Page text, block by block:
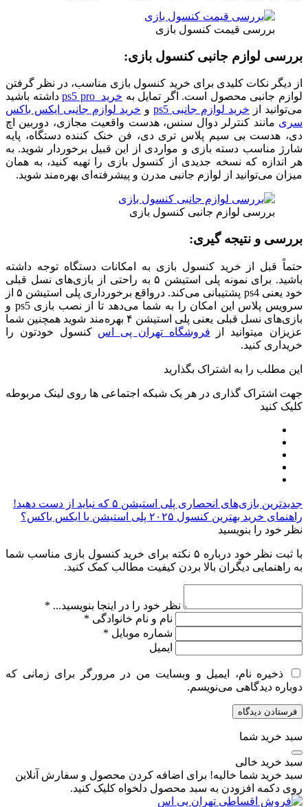
بررسی قیمت کنسول بازی
بررسی لوازم جانبی کنسول بازی:
از دیگر نکات کلیدی برای خرید کنسول بازی مناسب، در نظر گرفتن
لوازم جانبی محصول است. اگر تمایل به خرید ps5 pro
داشته باشید
می‌توانید از خرید لوازم جانبی ps5 و خرید لوازم جانبی ایکس باکس
سری مانند کنترلر دوال سنس، هدست واقعیت مجازی، دوربین اچ
دی، هدست بی سیم پلاس تری دی، فن خنک کننده دستگاه، پایه
شارژ مناسب دسته بازی و مواردی از این قبیل برخوردار شوید. به
هر اندازه که نسخه جدیدی از کنسول بازی را تهیه کنید، به همان
میزان می‌توانید از لوازم جانبی مدرن و پیشرفته‌ای بهره‌مند شوید.
بررسی لوازم جانبی کنسول بازی
بررسی و نتیجه گیری:
حتماً قبل از خرید کنسول بازی به امکانات دستگاه توجه داشته
باشید. برای نمونه پلی استیشن ۵ به راحتی از بازی‌های نسل قبلی
خود یعنی ps4 پشتیبانی می‌کند. در‌واقع برخورداری پلی استیشن ۵ از
سرویس پلاس این امکان را به شما می‌دهد تا از نصب بازی ps5 و
بازی‌های نسل قبلی یعنی پلی استیشن ۴ بهره‌مند شوید همچنین شما
عزیزان میتوانید از فروشگاه تهران پی اس کنسول خودتون را
خریداری کنید.
این مطلب را به اشتراک بگذارید
جهت اشتراک گذاری در هر یک شبکه اجتماعی ها روی لینک مربوطه
کلیک کنید
جدیدترین بازی‌های انحصاری پلی استیشن ۵ که نباید از دست دهید!
راهنمای خرید بهترین کنسول ۲۰۲۵ پلی استیشن یا ایکس باکس؟
نظر خود را بنویسید
با ثبت نظر خود درباره ۵ نکته برای خرید کنسول بازی مناسب شما
به راهنمایی دیگران بالا بردن کیفیت مطالب کمک کنید.
نظر خود را در اینجا بنویسید... *
نام و نام خانوادگی *
شماره موبایل *
ایمیل
ذخیره نام، ایمیل و وبسایت من در مرورگر برای زمانی که
دوباره دیدگاهی می‌نویسم.
سبد خرید شما
سبد خرید خالی
سبد خرید شما خالیه! برای اضافه کردن محصول و سفارش آنلاین
روی دکمه افزودن به سبد محصول دلخواه کلیک کنید.